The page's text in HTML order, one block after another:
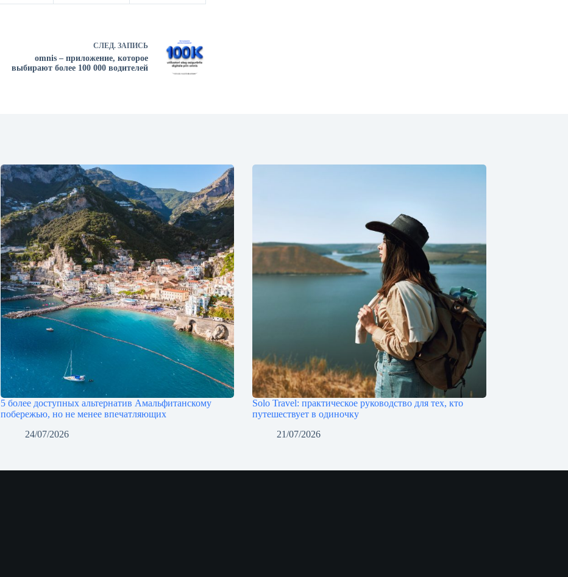
СЛЕД. ЗАПИСЬ
omnis – приложение, которое
выбирают более 100 000 водителей
5 более доступных альтернатив Амальфитанскому
побережью, но не менее впечатляющих
24/07/2026
Solo Travel: практическое руководство для тех, кто
путешествует в одиночку
21/07/2026